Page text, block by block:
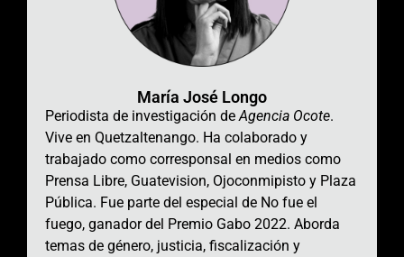
María José Longo
Periodista de investigación de Agencia Ocote.
Vive en Quetzaltenango. Ha colaborado y
trabajado como corresponsal en medios como
Prensa Libre, Guatevision, Ojoconmipisto y Plaza
Pública. Fue parte del especial de No fue el
fuego, ganador del Premio Gabo 2022. Aborda
temas de género, justicia, fiscalización y